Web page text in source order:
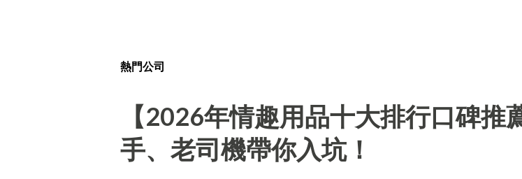
熱門公司
【2026年情趣用品十大排行口碑推
手、老司機帶你入坑！